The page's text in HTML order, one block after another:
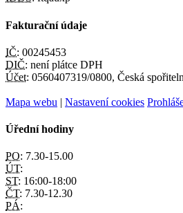
Fakturační údaje
IČ: 00245453
DIČ: není plátce DPH
Účet: 0560407319/0800, Česká
Mapa webu | Nastavení cookies
Úřední hodiny
PO: 7.30-15.00
ÚT:
ST: 16:00-18:00
ČT: 7.30-12.30
PÁ: